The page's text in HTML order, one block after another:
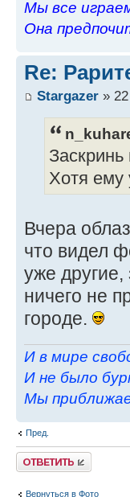
Мы все
Она
Re:
Stargazer »
Хотя ему
Вчера
что видел
уже другие,
ничего не
городе.
И в мире
И не было
Мы
Пред.
Ответить
Вернуться в Фото